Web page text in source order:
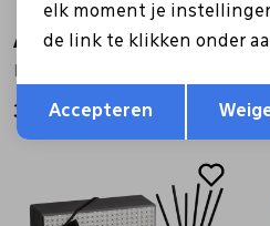
Atelier Rebul
37,00
Terug
elk moment je
de link te klikken onder
Accepteren